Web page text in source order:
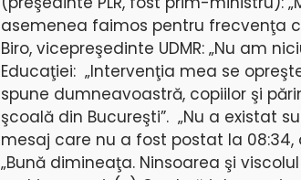
asemenea faimos pentru frecvenţa
Biro, vicepreşedinte UDMR: „Nu am
Educaţiei: „Intervenţia mea se
spune dumneavoastră, copiilor şi
şcoală din Bucureşti”. „Nu a existat
mesaj care nu a fost postat la 08:34,
„Bună dimineaţa. Ninsoarea şi